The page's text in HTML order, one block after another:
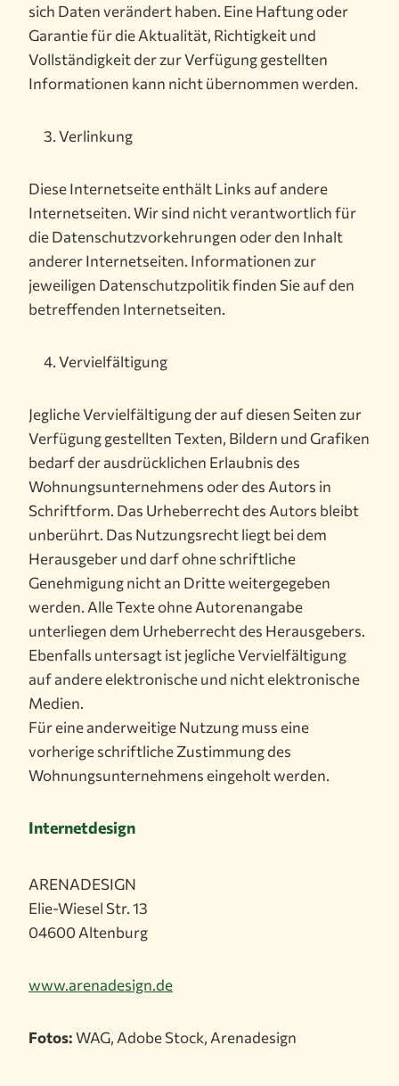
sich Daten verändert haben. Eine Haftung oder
Garantie für die Aktualität, Richtigkeit und
Vollständigkeit der zur Verfügung gestellten
Informationen kann nicht übernommen werden.
Verlinkung
Diese Internetseite enthält Links auf andere
Internetseiten. Wir sind nicht verantwortlich für
die Datenschutzvorkehrungen oder den Inhalt
anderer Internetseiten. Informationen zur
jeweiligen Datenschutzpolitik finden Sie auf den
betreffenden Internetseiten.
Vervielfältigung
Jegliche Vervielfältigung der auf diesen Seiten zur
Verfügung gestellten Texten, Bildern und Grafiken
bedarf der ausdrücklichen Erlaubnis des
Wohnungsunternehmens oder des Autors in
Schriftform. Das Urheberrecht des Autors bleibt
unberührt. Das Nutzungsrecht liegt bei dem
Herausgeber und darf ohne schriftliche
Genehmigung nicht an Dritte weitergegeben
werden. Alle Texte ohne Autorenangabe
unterliegen dem Urheberrecht des Herausgebers.
Ebenfalls untersagt ist jegliche Vervielfältigung
auf andere elektronische und nicht elektronische
Medien.
Für eine anderweitige Nutzung muss eine
vorherige schriftliche Zustimmung des
Wohnungsunternehmens eingeholt werden.
Internetdesign
ARENADESIGN
Elie-Wiesel Str. 13
04600 Altenburg
www.arenadesign.de
Fotos:WAG, Adobe Stock, Arenadesign